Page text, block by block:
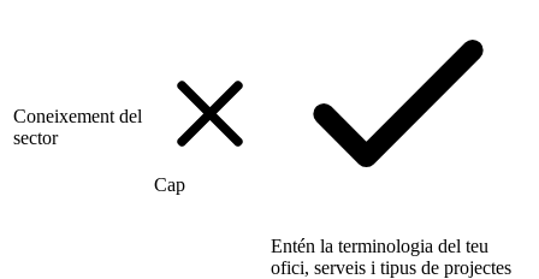
Coneixement del
sector
Cap
Entén la terminologia del teu
ofici, serveis i tipus de projectes